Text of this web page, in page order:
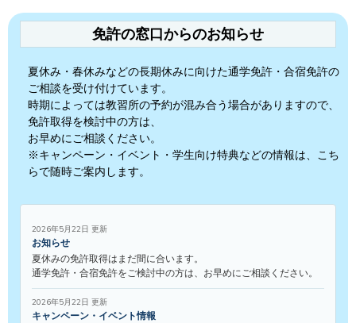
免許の窓口からのお知らせ
夏休み・春休みなどの長期休みに向けた通学免許・合宿免許の
ご相談を受け付けています。
時期によっては教習所の予約が混み合う場合がありますので、
免許取得を検討中の方は、
お早めにご相談ください。
※キャンペーン・イベント・学生向け特典などの情報は、こち
らで随時ご案内します。
2026年5月22日 更新
お知らせ
夏休みの免許取得はまだ間に合います。
通学免許・合宿免許をご検討中の方は、お早めにご相談ください。
2026年5月22日 更新
キャンペーン・イベント情報